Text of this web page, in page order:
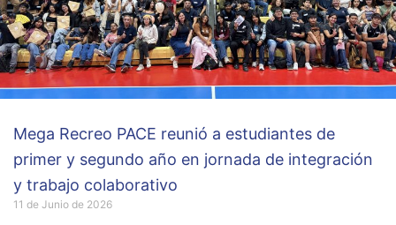
Mega Recreo PACE reunió a estudiantes de
primer y segundo año en jornada de integración
y trabajo colaborativo
11 de Junio de 2026